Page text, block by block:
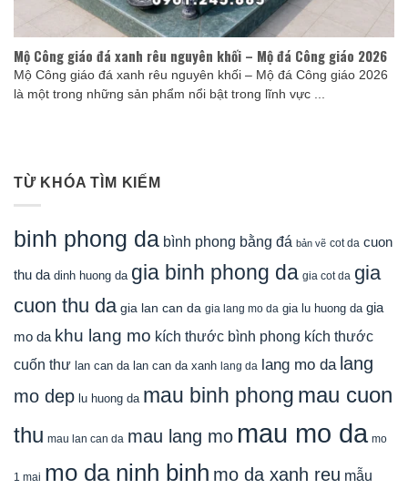
Mộ Công giáo đá xanh rêu nguyên khối – Mộ đá Công giáo 2026
Mộ Công giáo đá xanh rêu nguyên khối – Mộ đá Công giáo 2026
là một trong những sản phẩm nổi bật trong lĩnh vực ...
TỪ KHÓA TÌM KIẾM
binh phong da bình phong bằng đá bản vẽ cot da cuon
thu da dinh huong da gia binh phong da gia cot da gia
cuon thu da gia lan can da gia lang mo da gia lu huong da gia
mo da khu lang mo kích thước bình phong kích thước
cuốn thư lan can da lan can da xanh lang da lang mo da lang
mo dep lu huong da mau binh phong mau cuon
thu mau lan can da mau lang mo mau mo da mo
1 mai mo da ninh binh mo da xanh reu mẫu